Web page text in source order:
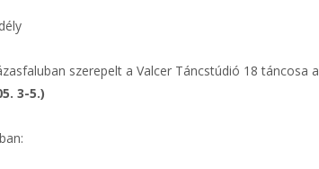
szerepelt a Valcer Táncstúdió 18 táncosa a
3-5.)